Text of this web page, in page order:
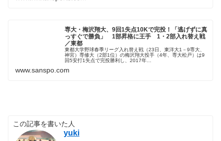
専大・梅沢翔大、9回1失点10Kで完投！「逃げずに真
っすぐで勝負」 1部昇格に王手 1・2部入れ替え戦
／東都
東都大学野球春季リーグ入れ替え戦（23日、東洋大1－9専大、
神宮）専修大（2部1位）の梅沢翔大投手（4年、専大松戸）は9
回5安打1失点で完投勝利し、2017年…
www.sanspo.com
この記事を書いた人
yuki